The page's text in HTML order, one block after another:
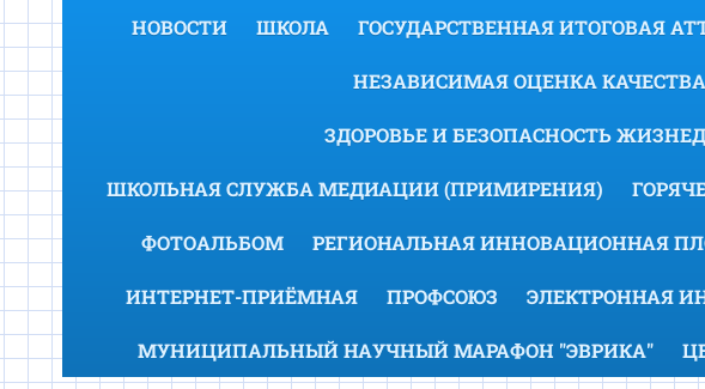
НОВОСТИ ШКОЛА ГОСУДАРСТВЕННАЯ ИТОГОВАЯ
НЕЗАВИСИМАЯ ОЦЕНКА
ЗДОРОВЬЕ И БЕЗОПАСНОСТЬ
ШКОЛЬНАЯ СЛУЖБА МЕДИАЦИИ (ПРИМИРЕНИЯ)
ФОТОАЛЬБОМ РЕГИОНАЛЬНАЯ ИННОВАЦИОННАЯ
ИНТЕРНЕТ-ПРИЁМНАЯ ПРОФСОЮЗ ЭЛЕКТРОННАЯ
МУНИЦИПАЛЬНЫЙ НАУЧНЫЙ МАРАФОН "ЭВРИКА"